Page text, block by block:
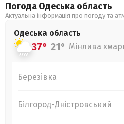
Погода Одеська область
Актуальна інформація про погоду та
Одеська область
37° 21° Мінлива
Березівка
Білгород-Дністровський